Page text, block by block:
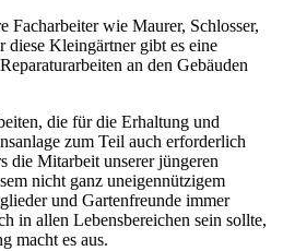
Facharbeiter wie Maurer, Schlosser,
Kleingärtner gibt es eine
an den Gebäuden
die für die Erhaltung und
zum Teil auch erforderlich
die Mitarbeit unserer jüngeren
nicht ganz uneigennützigem
und Gartenfreunde immer
in allen Lebensbereichen sein sollte,
macht es aus.